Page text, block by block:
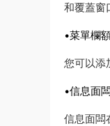
和覆蓋窗
•菜單欄
您可以添
•信息面闆
信息面闆